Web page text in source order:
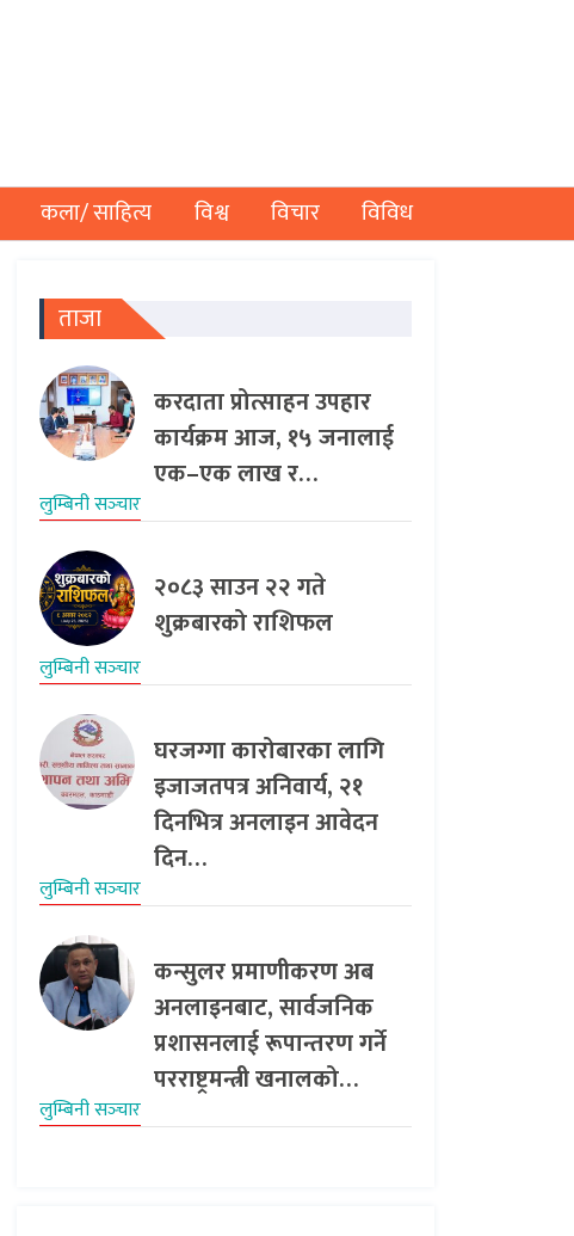
कला/ साहित्य विश्व विचार विविध
ताजा
करदाता प्रोत्साहन उपहार
कार्यक्रम आज, १५ जनालाई
एक–एक लाख र…
लुम्बिनी सञ्‍चार
२०८३ साउन २२ गते
शुक्रबारको राशिफल
लुम्बिनी सञ्‍चार
घरजग्गा कारोबारका लागि
इजाजतपत्र अनिवार्य, २१
दिनभित्र अनलाइन आवेदन
दिन…
लुम्बिनी सञ्‍चार
कन्सुलर प्रमाणीकरण अब
अनलाइनबाट, सार्वजनिक
प्रशासनलाई रूपान्तरण गर्ने
परराष्ट्रमन्त्री खनालको…
लुम्बिनी सञ्‍चार